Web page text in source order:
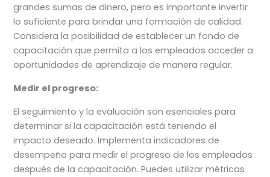
grandes sumas de dinero, pero es importante invertir
lo suficiente para brindar una formación de calidad.
Considera la posibilidad de establecer un fondo de
capacitación que permita a los empleados acceder a
oportunidades de aprendizaje de manera regular.
Medir el progreso:
El seguimiento y la evaluación son esenciales para
determinar si la capacitación está teniendo el
impacto deseado. Implementa indicadores de
desempeño para medir el progreso de los empleados
después de la capacitación. Puedes utilizar métricas